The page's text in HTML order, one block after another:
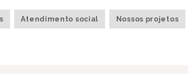
Atendimento social Nossos projetos